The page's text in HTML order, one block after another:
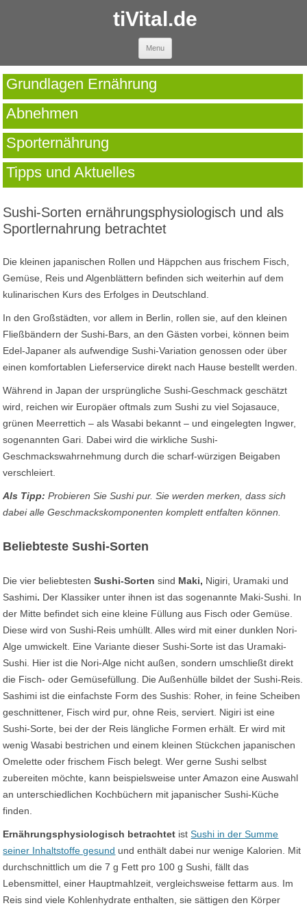
tiVital.de
Menu
Grundlagen Ernährung
Abnehmen
Sporternährung
Tipps und Aktuelles
Sushi-Sorten ernährungsphysiologisch und als
Sportlernahrung betrachtet
Die kleinen japanischen Rollen und Häppchen aus frischem Fisch,
Gemüse, Reis und Algenblättern befinden sich weiterhin auf dem
kulinarischen Kurs des Erfolges in Deutschland.
In den Großstädten, vor allem in Berlin, rollen sie, auf den kleinen
Fließbändern der Sushi-Bars, an den Gästen vorbei, können beim
Edel-Japaner als aufwendige Sushi-Variation genossen oder über
einen komfortablen Lieferservice direkt nach Hause bestellt werden.
Während in Japan der ursprüngliche Sushi-Geschmack geschätzt
wird, reichen wir Europäer oftmals zum Sushi zu viel Sojasauce,
grünen Meerrettich – als Wasabi bekannt – und eingelegten Ingwer,
sogenannten Gari. Dabei wird die wirkliche Sushi-
Geschmackswahrnehmung durch die scharf-würzigen Beigaben
verschleiert.
Als Tipp: Probieren Sie Sushi pur. Sie werden merken, dass sich
dabei alle Geschmackskomponenten komplett entfalten können.
Beliebteste Sushi-Sorten
Die vier beliebtestenSushi-Sorten sind Maki, Nigiri, Uramaki und
Sashimi. Der Klassiker unter ihnen ist das sogenannte Maki-Sushi. In
der Mitte befindet sich eine kleine Füllung aus Fisch oder Gemüse.
Diese wird von Sushi-Reis umhüllt. Alles wird mit einer dunklen Nori-
Alge umwickelt. Eine Variante dieser Sushi-Sorte ist das Uramaki-
Sushi. Hier ist die Nori-Alge nicht außen, sondern umschließt direkt
die Fisch- oder Gemüsefüllung. Die Außenhülle bildet der Sushi-Reis.
Sashimi ist die einfachste Form des Sushis: Roher, in feine Scheiben
geschnittener, Fisch wird pur, ohne Reis, serviert. Nigiri ist eine
Sushi-Sorte, bei der der Reis längliche Formen erhält. Er wird mit
wenig Wasabi bestrichen und einem kleinen Stückchen japanischen
Omelette oder frischem Fisch belegt. Wer gerne Sushi selbst
zubereiten möchte, kann beispielsweise unter Amazon eine Auswahl
an unterschiedlichen Kochbüchern mit japanischer Sushi-Küche
finden.
Ernährungsphysiologisch betrachtet istSushi in der Summe
seiner Inhaltstoffe gesund und enthält dabei nur wenige Kalorien. Mit
durchschnittlich um die 7 g Fett pro 100 g Sushi, fällt das
Lebensmittel, einer Hauptmahlzeit, vergleichsweise fettarm aus. Im
Reis sind viele Kohlenhydrate enthalten, sie sättigen den Körper